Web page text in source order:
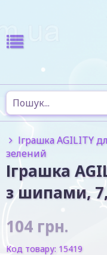
Іграшка AGILITY
зелений
Іграшка
з шипами,
104 грн.
Код товару: 15419